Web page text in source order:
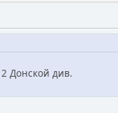
Донской див.